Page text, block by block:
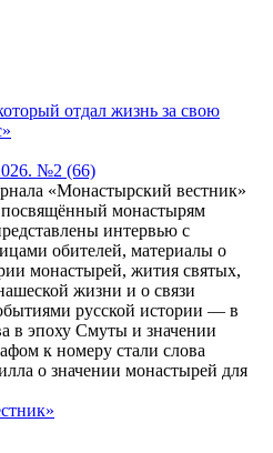
отдал жизнь за свою
№2 (66)
«Монастырский вестник»
монастырям
интервью с
обителей, материалы о
монастырей, жития святых,
жизни и о связи
русской истории — в
в эпоху Смуты и значении
к номеру стали слова
о значении монастырей для